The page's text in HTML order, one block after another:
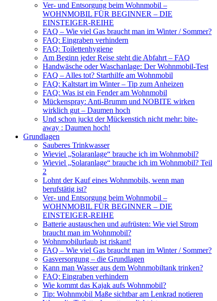
Ver- und Entsorgung beim Wohnmobil –
WOHNMOBIL FÜR BEGINNER – DIE
EINSTEIGER-REIHE
FAQ – Wie viel Gas braucht man im Winter / Sommer?
FAQ: Eingraben verhindern
FAQ: Toilettenhygiene
Am Beginn jeder Reise steht die Abfahrt – FAQ
Handwäsche oder Waschanlage: Der Wohnmobil-Test
FAQ – Alles tot? Starthilfe am Wohnmobil
FAQ: Kaltstart im Winter – Tip zum Anheizen
FAQ: Was ist ein Fender am Wohnmobil
Mückenspray: Anti-Brumm und NOBITE wirken
wirklich gut – Daumen hoch
Und schon juckt der Mückenstich nicht mehr: bite-
away : Daumen hoch!
Grundlagen
Sauberes Trinkwasser
Wieviel „Solaranlage“ brauche ich im Wohnmobil?
Wieviel „Solaranlage“ brauche ich im Wohnmobil? Teil
2
Lohnt der Kauf eines Wohnmobils, wenn man
berufstätig ist?
Ver- und Entsorgung beim Wohnmobil –
WOHNMOBIL FÜR BEGINNER – DIE
EINSTEIGER-REIHE
Batterie austauschen und aufrüsten: Wie viel Strom
braucht man im Wohnmobil?
Wohnmobilurlaub ist riskant!
FAQ – Wie viel Gas braucht man im Winter / Sommer?
Gasversorgung – die Grundlagen
Kann man Wasser aus dem Wohnmobiltank trinken?
FAQ: Eingraben verhindern
Wie kommt das Kajak aufs Wohnmobil?
Tip: Wohnmobil Maße sichtbar am Lenkrad notieren